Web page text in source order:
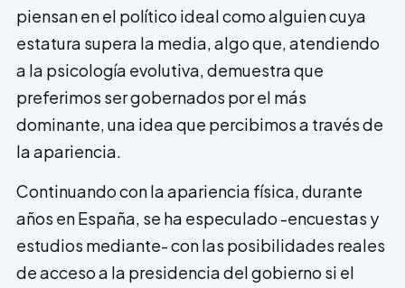
piensan en el político ideal como alguien cuya
estatura supera la media, algo que, atendiendo
a la psicología evolutiva, demuestra que
preferimos ser gobernados por el más
dominante, una idea que percibimos a través de
la apariencia.
Continuando con la apariencia física, durante
años en España, se ha especulado -encuestas y
estudios mediante- con las posibilidades reales
de acceso a la presidencia del gobierno si el